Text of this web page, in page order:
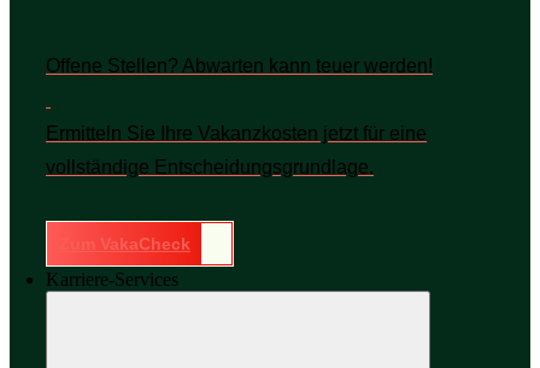
Offene Stellen? Abwarten kann teuer werden!
Ermitteln Sie Ihre Vakanzkosten jetzt für eine
vollständige Entscheidungsgrundlage.
Zum VakaCheck
Karriere-Services